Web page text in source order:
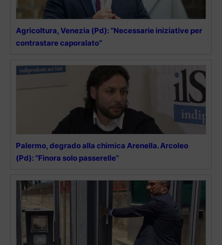
Agricoltura, Venezia (Pd): “Necessarie iniziative per
contrastare caporalato”
Palermo, degrado alla chimica Arenella. Arcoleo
(Pd): “Finora solo passerelle”